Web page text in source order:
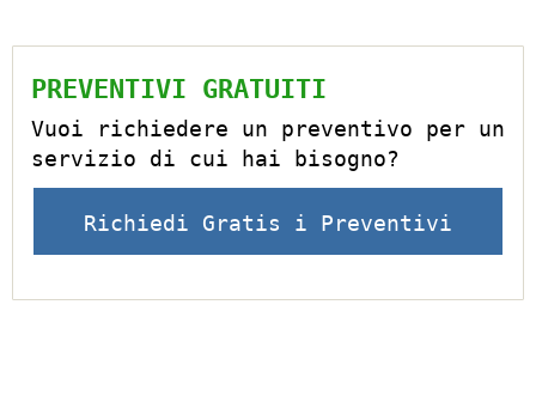
PREVENTIVI GRATUITI
Vuoi richiedere un preventivo per un
servizio di cui hai bisogno?
Richiedi Gratis i Preventivi